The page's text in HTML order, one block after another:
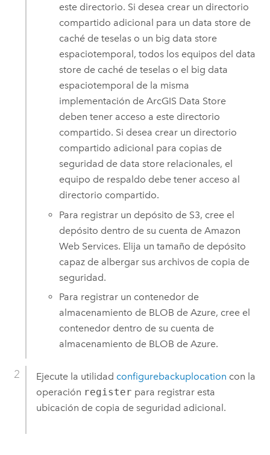
este directorio. Si desea crear un directorio
compartido adicional para un data store de
caché de teselas o un big data store
espaciotemporal, todos los equipos del data
store de caché de teselas o el big data
espaciotemporal de la misma
implementación deArcGIS Data Store
deben tener acceso a este directorio
compartido. Si desea crear un directorio
compartido adicional para copias de
seguridad de data store relacionales, el
equipo de respaldo debe tener acceso al
directorio compartido.
Para registrar un depósito de S3, cree el
depósito dentro de su cuenta deAmazon
Web Services. Elija un tamaño de depósito
capaz de albergar sus archivos de copia de
seguridad.
Para registrar un contenedor de
almacenamiento de BLOB deAzure, cree el
contenedor dentro de su cuenta de
almacenamiento de BLOB deAzure.
Ejecute la utilidad configurebackuplocation con la
operación register para registrar esta
ubicación de copia de seguridad adicional.